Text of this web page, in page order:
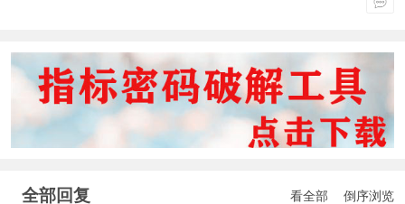
全部回复 看全部 倒序浏览